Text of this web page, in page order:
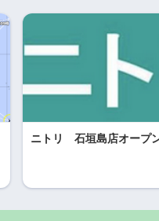
ニトリ 石垣島店オープ